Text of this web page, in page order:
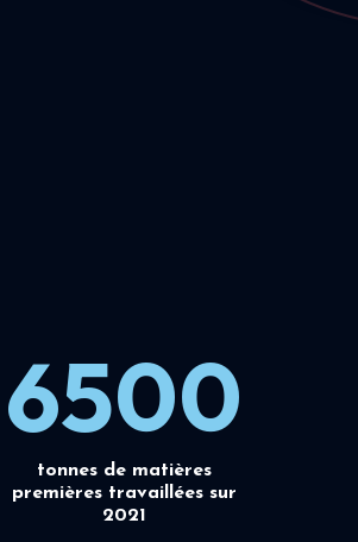
6500
tonnes de matières
premières travaillées sur
2021